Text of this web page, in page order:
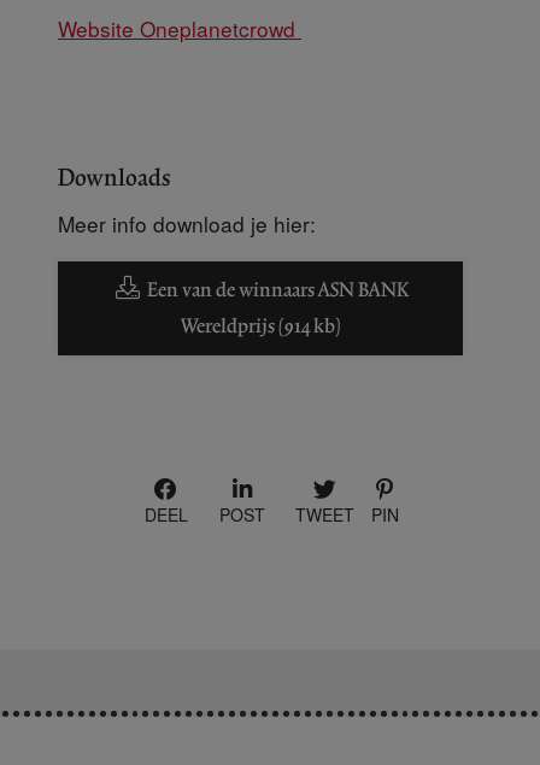
Website Oneplanetcrowd
Downloads
Meer info download je hier:
Een van de winnaars ASN BANK
Wereldprijs (914 kb)
DEEL POST TWEET PIN